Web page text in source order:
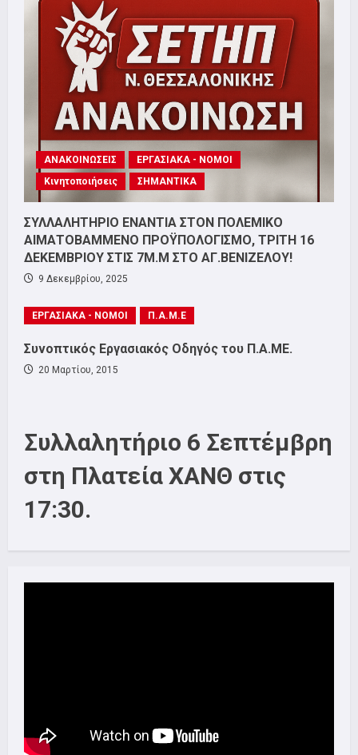
ΑΝΑΚΟΙΝΩΣΕΙΣ
ΕΡΓΑΣΙΑΚΑ - ΝΟΜΟΙ
Κινητοποιήσεις
ΣΗΜΑΝΤΙΚΑ
ΣΥΛΛΑΛΗΤΗΡΙΟ ΕΝΑΝΤΙΑ ΣΤΟΝ ΠΟΛΕΜΙΚΟ
ΑΙΜΑΤΟΒΑΜΜΕΝΟ ΠΡΟΫΠΟΛΟΓΙΣΜΟ, ΤΡΙΤΗ 16
ΔΕΚΕΜΒΡΙΟΥ ΣΤΙΣ 7Μ.Μ ΣΤΟ ΑΓ.ΒΕΝΙΖΕΛΟΥ!
9 Δεκεμβρίου, 2025
ΕΡΓΑΣΙΑΚΑ - ΝΟΜΟΙ Π.Α.Μ.Ε
Συνοπτικός Εργασιακός Οδηγός του Π.Α.ΜΕ.
20 Μαρτίου, 2015
Συλλαλητήριο 6 Σεπτέμβρη
στη Πλατεία ΧΑΝΘ στις
17:30.